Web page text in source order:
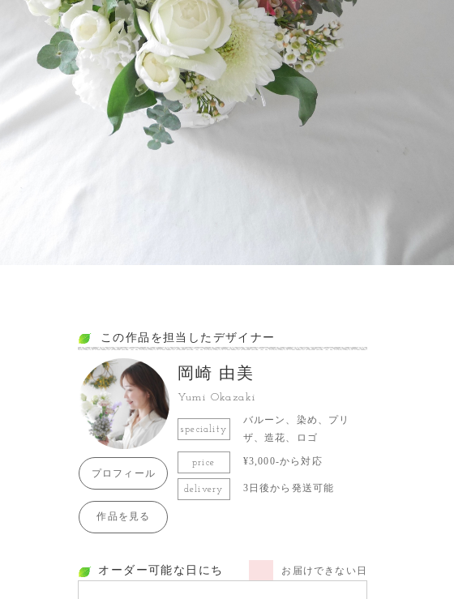
この作品を担当したデザイナー
プロフィール
作品を見る
岡崎 由美
Yumi Okazaki
speciality
バルーン、染め、プリ
ザ、造花、ロゴ
price ¥3,000-から対応
delivery 3日後から発送可能
オーダー可能な日にち お届けできない日